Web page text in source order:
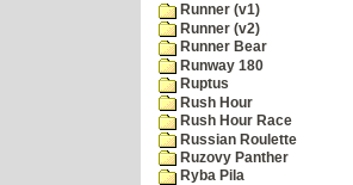
Runner (v1)
Runner (v2)
Runner Bear
Runway 180
Ruptus
Rush Hour
Rush Hour Race
Russian Roulette
Ruzovy Panther
Ryba Pila